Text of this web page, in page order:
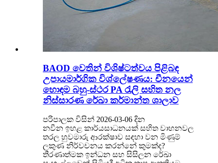
BAOD වෙතින් විශිෂ්ටත්වය පිළිබඳ
උපායමාර්ගික විශ්ලේෂණය: චීනයෙන්
හොඳම බහු-ස්ථර PA රැලි සහිත නල
නිස්සාරණ රේඛා කර්මාන්ත ශාලාව
පරිපාලක විසින් 2026-03-06 දින
නවීන ඉහළ කාර්යසාධනයක් සහිත වාහනවල
තරල හුවමාරු ආරක්ෂාව සඳහා වන මිණුම්
ලකුණ නිර්වචනය කරන්නේ කුමක්ද?
තීරණාත්මක ඉන්ධන සහ සිසිලන රේඛා